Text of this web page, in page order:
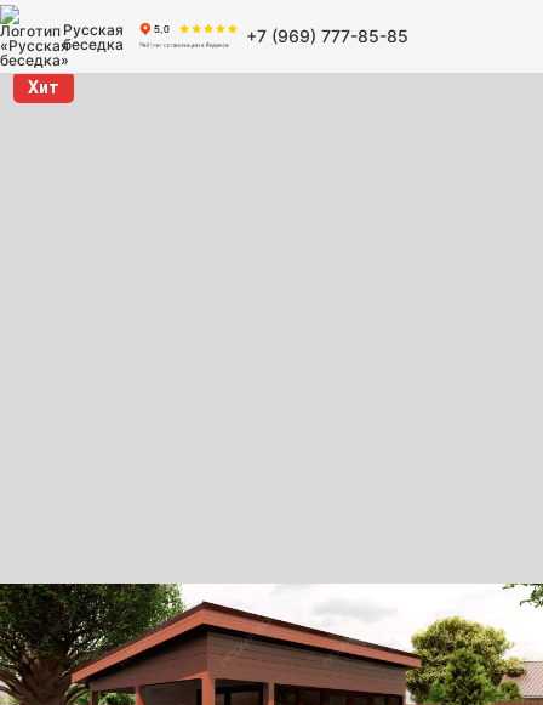
Русская
беседка
+7 (969) 777-85-85
Хит